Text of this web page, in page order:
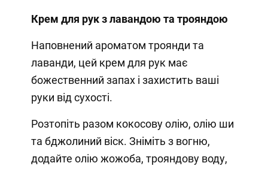
Крем для рук з лавандою та трояндою
Наповнений ароматом троянди та
лаванди, цей крем для рук має
божественний запах і захистить ваші
руки від сухості.
Розтопіть разом кокосову олію, олію ши
та бджолиний віск. Зніміть з вогню,
додайте олію жожоба, трояндову воду,